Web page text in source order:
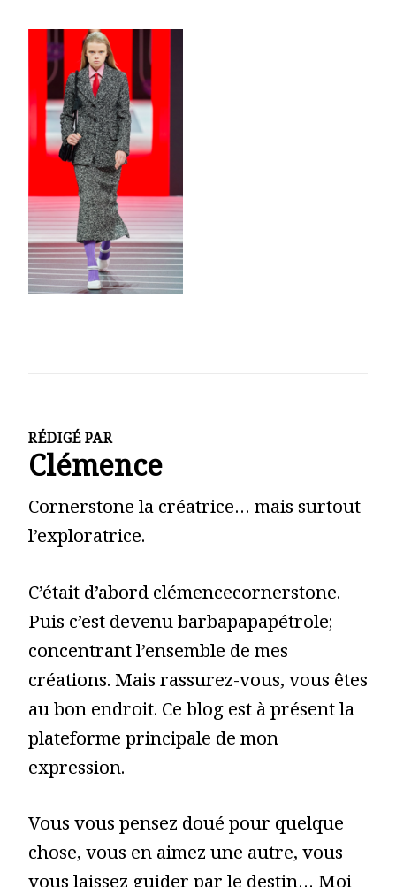
RÉDIGÉ PAR
Clémence
Cornerstone la créatrice… mais surtout
l’exploratrice.
C’était d’abord clémencecornerstone.
Puis c’est devenu barbapapapétrole;
concentrant l’ensemble de mes
créations. Mais rassurez-vous, vous êtes
au bon endroit. Ce blog est à présent la
plateforme principale de mon
expression.
Vous vous pensez doué pour quelque
chose, vous en aimez une autre, vous